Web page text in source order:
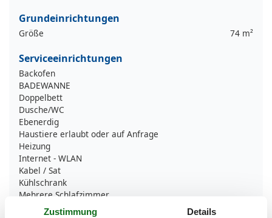
Grundeinrichtungen
Größe 74 m²
Serviceeinrichtungen
Backofen
BADEWANNE
Doppelbett
Dusche/WC
Ebenerdig
Haustiere erlaubt oder auf Anfrage
Heizung
Internet - WLAN
Kabel / Sat
Kühlschrank
Mehrere Schlafzimmer
MikrowelleZustimmung Details